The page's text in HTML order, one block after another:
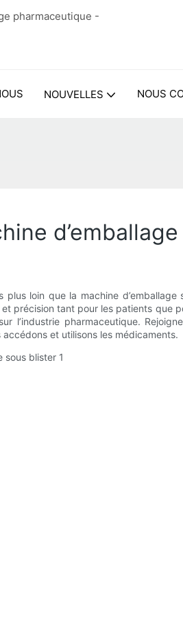
pharmaceutique -
NOUVELLES NOUS
loin que la machine
précision tant pour les patients que
l’industrie pharmaceutique.
et utilisons les médicaments.